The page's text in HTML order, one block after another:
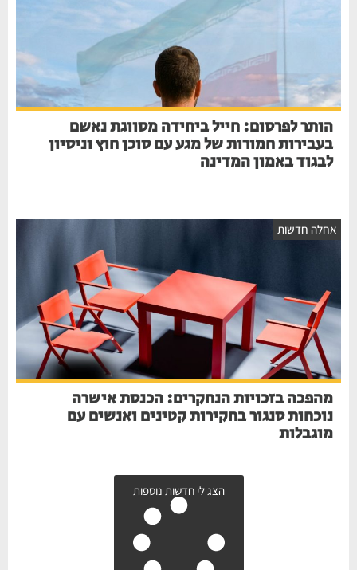
הותר לפרסום: חייל ביחידה מסווגת נאשם
בעבירות חמורות של מגע עם סוכן חוץ וניסיון
לבגוד באמון המדינה
חדשות
מהפכה בזכויות הנחקרים: הכנסת אישרה
נוכחות סנגור בחקירות קטינים ואנשים עם
מוגבלות
הצג לי חדשות נוספות